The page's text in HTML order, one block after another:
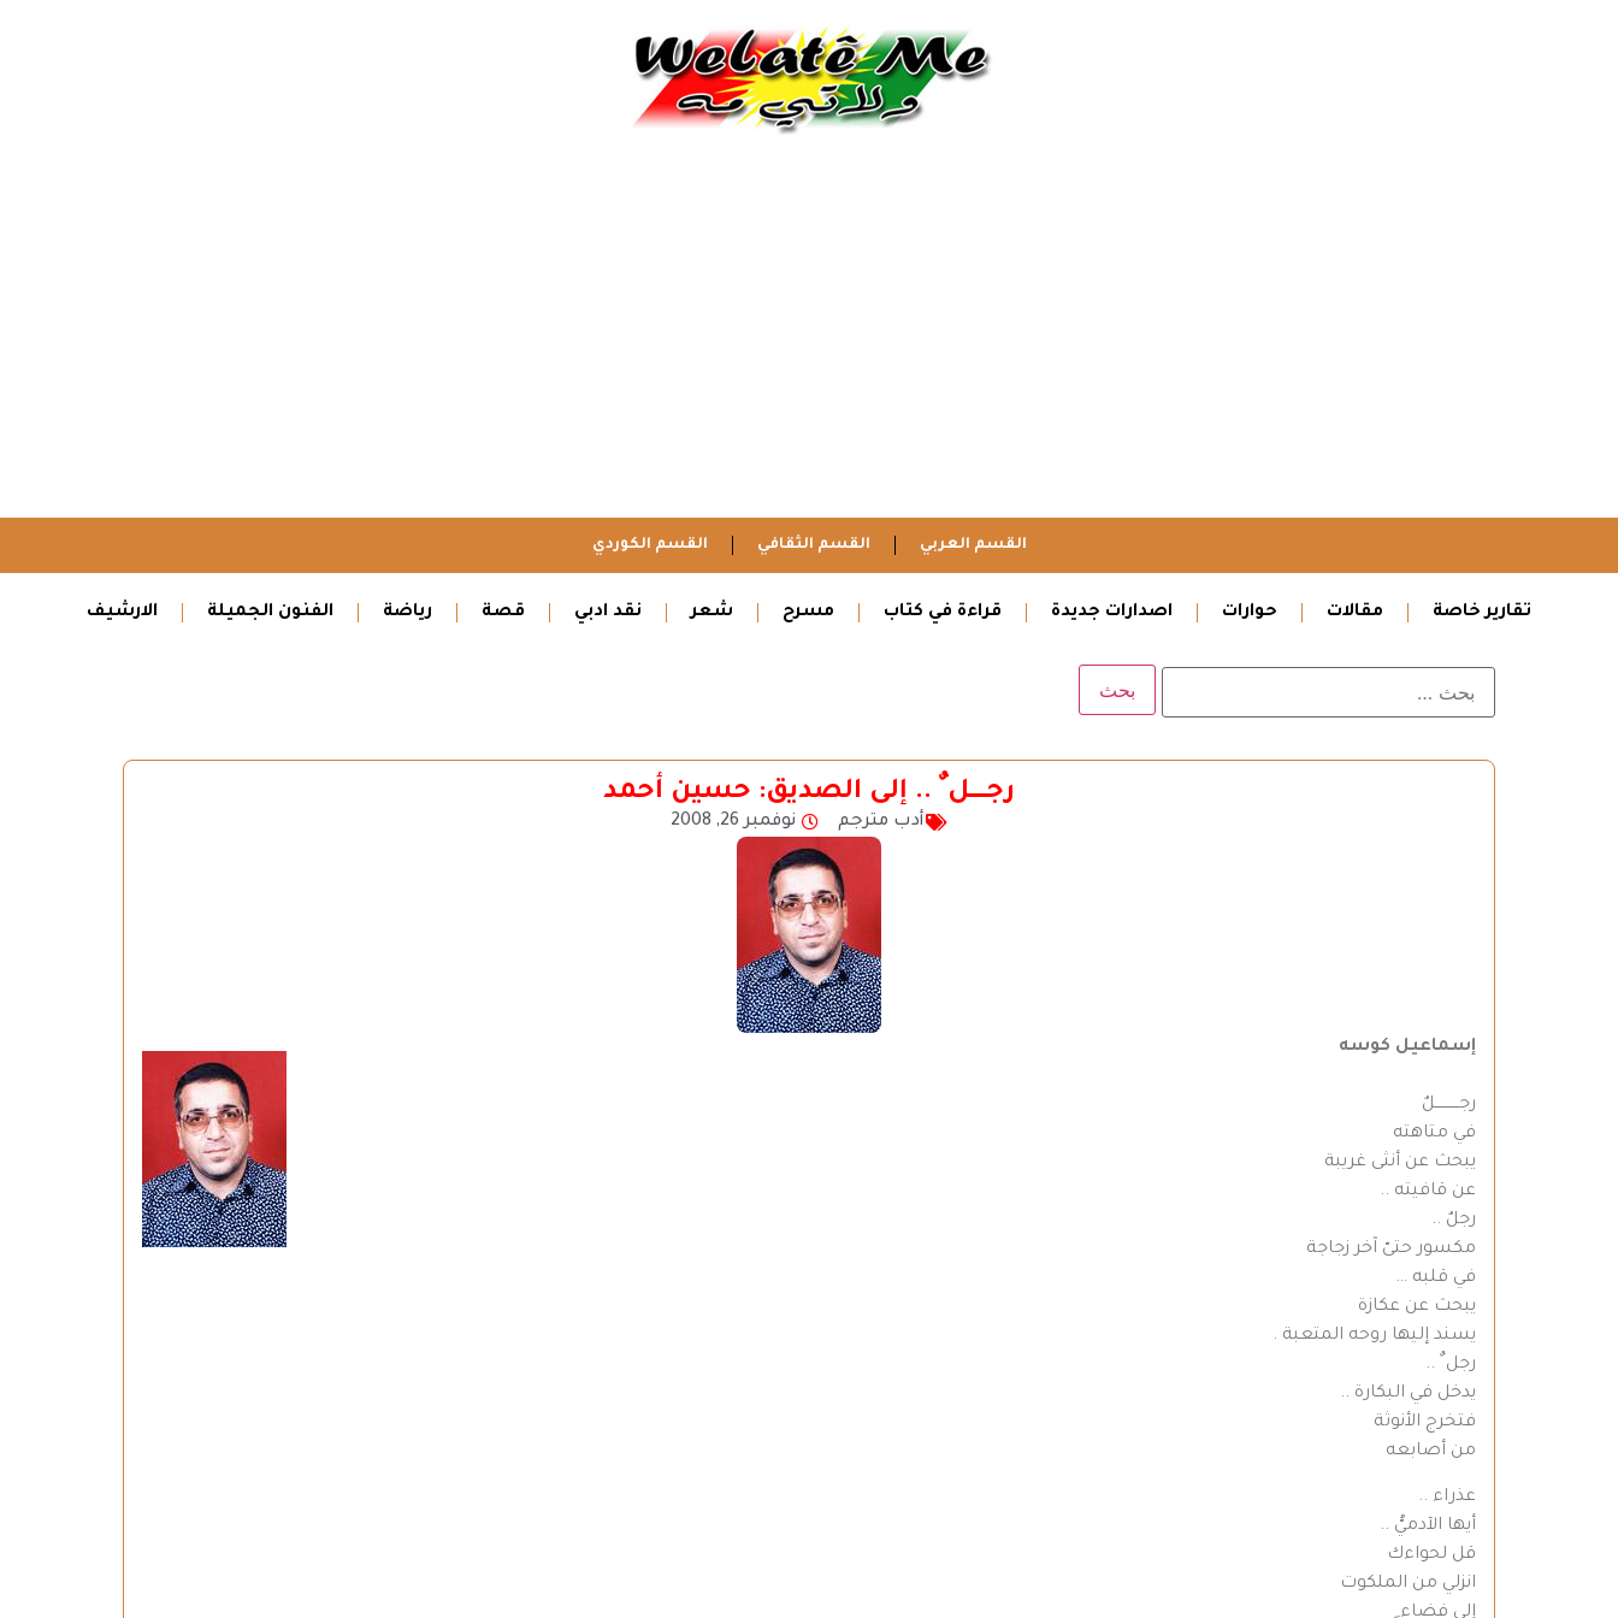
القسم العربي القسم الثقافي القسم الكوردي
تقارير خاصة مقالات حوارات اصدارات جديدة قراءة في كتاب مسرح شعر نقد ادبي قصة رياضة الفنون الجميلة الارشيف
رجـــــــل ٌ .. إلى الصديق: حسين أحمد
أدب مترجم نوفمبر 26, 2008
إسماعيل كوسه
رجــــــــــلٌ
في متاهته
يبحث عن أنثى غريبة
عن قافيته ..
رجلٌ ..
مكسور حتىّ آخر زجاجة
في قلبه …
يبحث عن عكازة
يسند إليها روحه المتعبة .
رجل ٌ ..
يدخل في البكارة ..‍‍‍‍‍‌
فتخرج الأنوثة
من أصابعه
عذراء ..
أيها الآدميُّ ..
قل لحواءك
انزلي من الملكوت
إلى فضاء ٍ